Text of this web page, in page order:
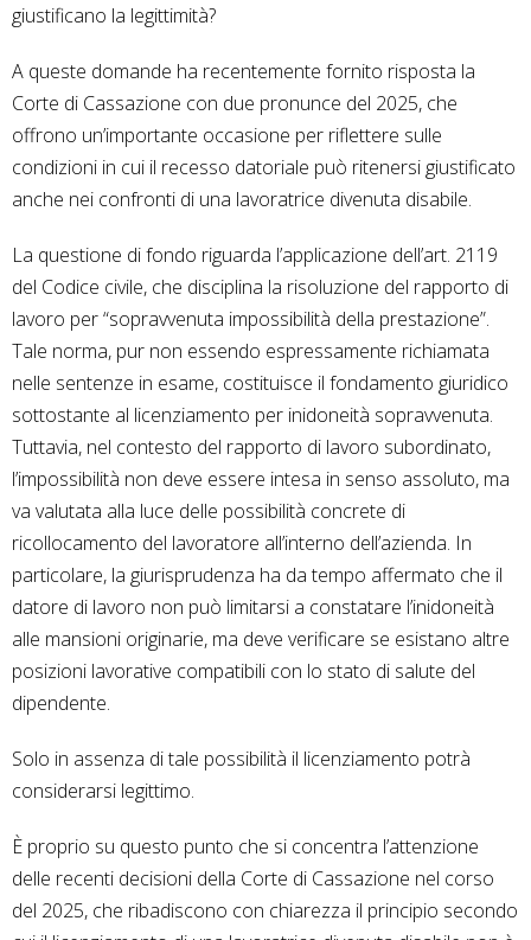
giustificano la legittimità?
A queste domande ha recentemente fornito risposta la
Corte di Cassazione con due pronunce del 2025, che
offrono un’importante occasione per riflettere sulle
condizioni in cui il recesso datoriale può ritenersi giustificato
anche nei confronti di una lavoratrice divenuta disabile.
La questione di fondo riguarda l’applicazione dell’art. 2119
del Codice civile, che disciplina la risoluzione del rapporto di
lavoro per “sopravvenuta impossibilità della prestazione”.
Tale norma, pur non essendo espressamente richiamata
nelle sentenze in esame, costituisce il fondamento giuridico
sottostante al licenziamento per inidoneità sopravvenuta.
Tuttavia, nel contesto del rapporto di lavoro subordinato,
l’impossibilità non deve essere intesa in senso assoluto, ma
va valutata alla luce delle possibilità concrete di
ricollocamento del lavoratore all’interno dell’azienda. In
particolare, la giurisprudenza ha da tempo affermato che il
datore di lavoro non può limitarsi a constatare l’inidoneità
alle mansioni originarie, ma deve verificare se esistano altre
posizioni lavorative compatibili con lo stato di salute del
dipendente.
Solo in assenza di tale possibilità il licenziamento potrà
considerarsi legittimo.
È proprio su questo punto che si concentra l’attenzione
delle recenti decisioni della Corte di Cassazione nel corso
del 2025, che ribadiscono con chiarezza il principio secondo